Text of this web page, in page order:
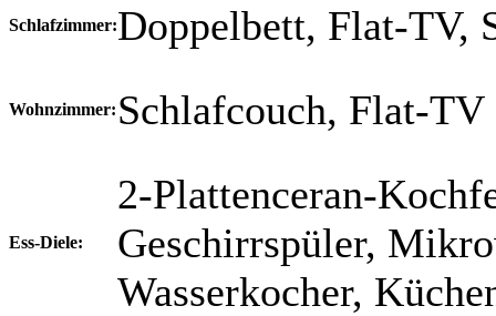
Schlafzimmer:Doppelbett, Flat-TV,
Wohnzimmer: Schlafcouch, Flat-TV
Ess-Diele:
2-Plattenceran-
Geschirrspüler,
Wasserkocher,